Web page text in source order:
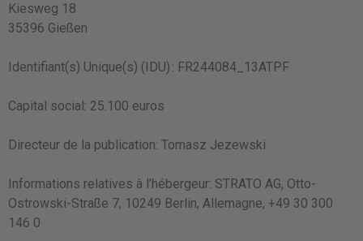
Kiesweg 18
35396 Gießen
Identifiant(s) Unique(s) (IDU) : FR244084_13ATPF
Capital social: 25.100 euros
Directeur de la publication: Tomasz Jezewski
Informations relatives à l’hébergeur: STRATO AG, Otto-
Ostrowski-Straße 7, 10249 Berlin, Allemagne, +49 30 300
146 0